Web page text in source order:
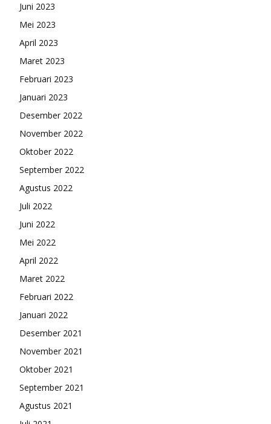
Juni 2023
Mei 2023
April 2023
Maret 2023
Februari 2023
Januari 2023
Desember 2022
November 2022
Oktober 2022
September 2022
Agustus 2022
Juli 2022
Juni 2022
Mei 2022
April 2022
Maret 2022
Februari 2022
Januari 2022
Desember 2021
November 2021
Oktober 2021
September 2021
Agustus 2021